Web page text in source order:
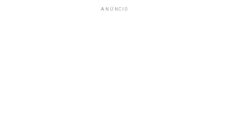
ANÚNCIO